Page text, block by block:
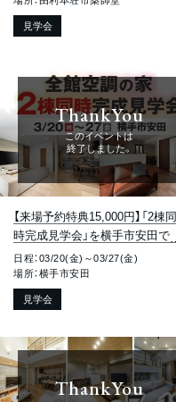
見学会
ThankYou
このイベントは
終了しました。
【来場予約特典15,000円】「2棟同
時完成見学会」を横手市安田で開
催します！【平日も見学OK】
日程：03/20(金)～03/27(金)
場所：横手市安田
見学会
ThankYou